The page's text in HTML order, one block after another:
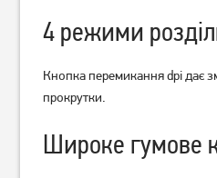
4 режими
Кнопка перемикання dpi дає
прокрутки.
Широке гумове